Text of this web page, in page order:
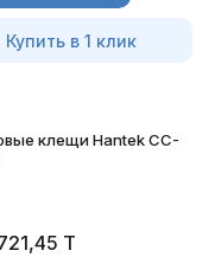
Купить в 1 клик
клещи Hantek CC-
T